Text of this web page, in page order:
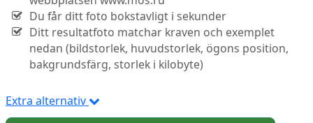
Du får ditt foto bokstavligt i sekunder
Ditt resultatfoto matchar kraven och exemplet
nedan (bildstorlek, huvudstorlek, ögons position,
bakgrundsfärg, storlek i kilobyte)
Extra alternativ